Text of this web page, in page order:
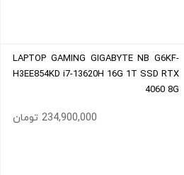
LAPTOP GAMING GIGABYTE NB G6KF-
H3EE854KD i7-13620H 16G 1T SSD RTX
4060 8G
234,900,000 تومان